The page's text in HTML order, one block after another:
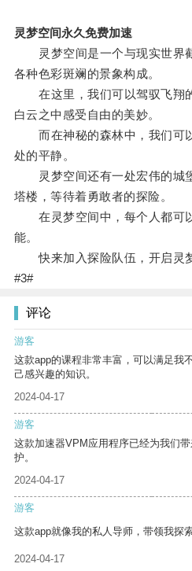
灵梦空间永久免费加速
灵梦空间是一个与现实世界
各种色彩斑斓的景象构成。
在这里，我们可以驾驭飞翔
白云之中感受自由的美妙。
而在神秘的森林中，我们可
处的平静。
灵梦空间还有一处宏伟的城
塔楼，等待着勇敢者的探险。
在灵梦空间中，每个人都可
能。
快来加入探险队伍，开启灵梦
#3#
评论
游客
这款app的课程非常丰富，可以满足我
己感兴趣的知识。
2024-04-17
游客
这款加速器VPM应用程序已经为我们
护。
2024-04-17
游客
这款app就像我的私人导师，带领我探
2024-04-17